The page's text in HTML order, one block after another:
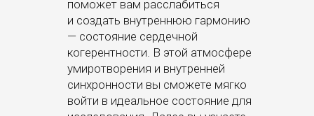
поможет вам расслабиться
и создать внутреннюю гармонию
— состояние сердечной
когерентности. В этой атмосфере
умиротворения и внутренней
синхронности вы сможете мягко
войти в идеальное состояние для